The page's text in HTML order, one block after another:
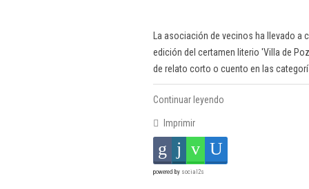
La asociación de vecinos ha llevado
edición del certamen literio 'Villa de
de relato corto o cuento en las
Continuar leyendo
Imprimir
powered by social2s